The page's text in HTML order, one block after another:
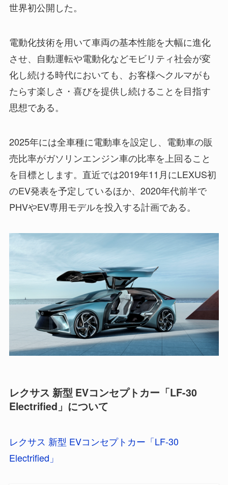
世界初公開した。
電動化技術を用いて車両の基本性能を大幅に進化
させ、自動運転や電動化などモビリティ社会が変
化し続ける時代においても、お客様へクルマがも
たらす楽しさ・喜びを提供し続けることを目指す
思想である。
2025年には全車種に電動車を設定し、電動車の販
売比率がガソリンエンジン車の比率を上回ること
を目標とします。直近では2019年11月にLEXUS初
のEV発表を予定しているほか、2020年代前半で
PHVやEV専用モデルを投入する計画である。
レクサス 新型 EVコンセプトカー「LF-30
Electrified」について
レクサス 新型 EVコンセプトカー「LF-30
Electrified」